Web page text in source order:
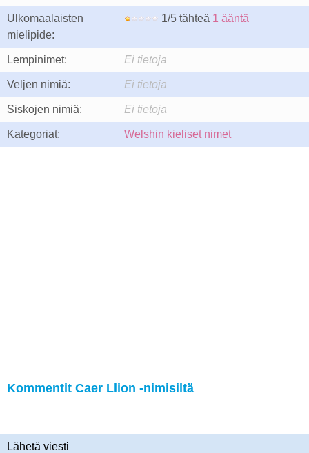
Ulkomaalaisten
mielipide:
1/5 tähteä 1 ääntä
Lempinimet: Ei tietoja
Veljen nimiä: Ei tietoja
Siskojen nimiä: Ei tietoja
Kategoriat: Welshin kieliset nimet
Kommentit Caer Llion -nimisiltä
Lähetä viesti